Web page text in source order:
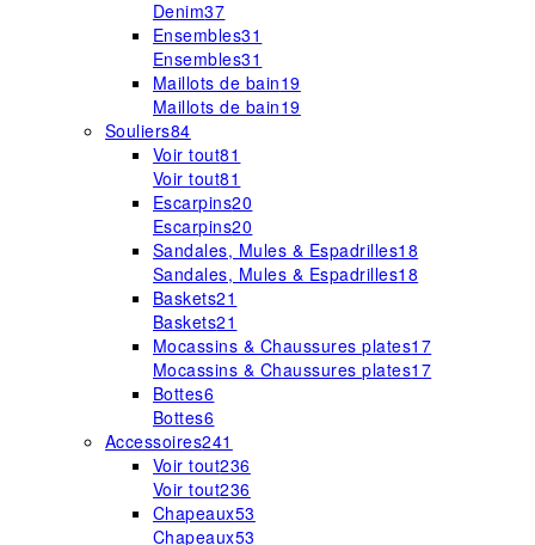
Denim37
Ensembles31
Ensembles31
Maillots de bain19
Maillots de bain19
Souliers84
Voir tout81
Voir tout81
Escarpins20
Escarpins20
Sandales, Mules & Espadrilles18
Sandales, Mules & Espadrilles18
Baskets21
Baskets21
Mocassins & Chaussures plates17
Mocassins & Chaussures plates17
Bottes6
Bottes6
Accessoires241
Voir tout236
Voir tout236
Chapeaux53
Chapeaux53